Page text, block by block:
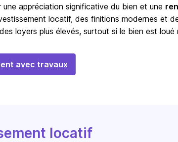
une appréciation significative du bien et une
locatif, des finitions modernes et
loyers plus élevés, surtout si le bien est loué
avec travaux
locatif